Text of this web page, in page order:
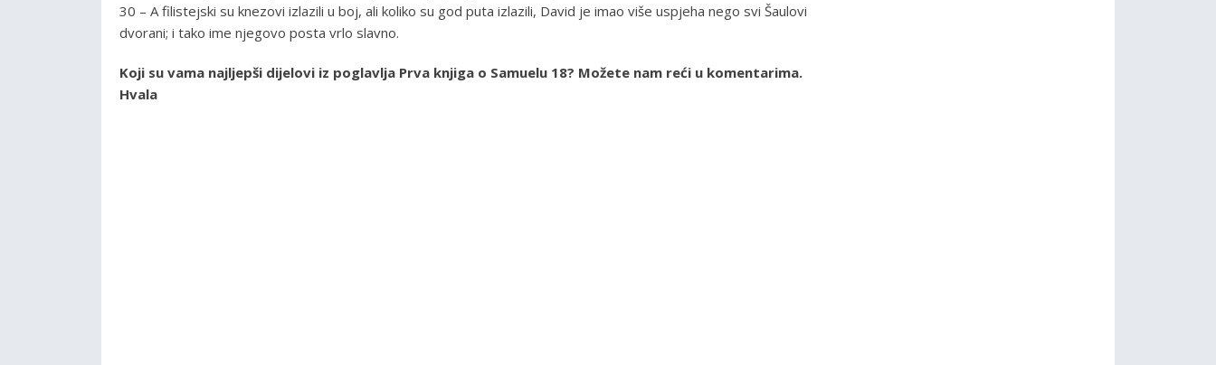
30 – A filistejski su knezovi izlazili u boj, ali koliko su god puta izlazili, David je imao više uspjeha nego svi Šaulovi
dvorani; i tako ime njegovo posta vrlo slavno.
Koji su vama najljepši dijelovi iz poglavlja Prva knjiga o Samuelu 18? Možete nam reći u komentarima.
Hvala